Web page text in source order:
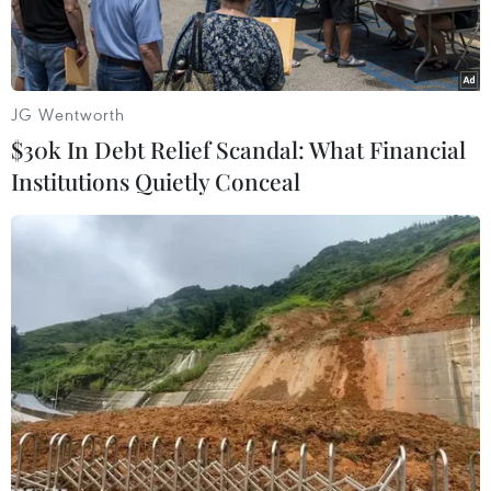
Tuyển Bóng đá Nữ Việt Nam trải qua năm 2023 đáng nhớ.
(Ảnh: Hoàng Linh/TTXVN)
Ngày 29/12, Cuộc bầu chọn Vận động viên, Huấn
luyện viên tiêu biểu Toàn quốc 2023 đã được
tiến hành với sự tham gia bầu chọn của hàng
JG Wentworth
$30k In Debt Relief Scandal: What Financial
Institutions Quietly Conceal